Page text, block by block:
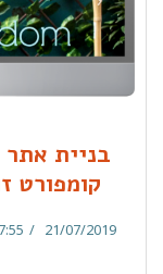
בניית אתר
קומפורט
21/07/2019
7:55 am